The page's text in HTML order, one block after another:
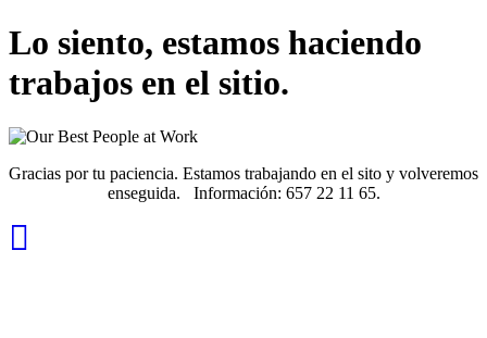
Lo siento, estamos haciendo
trabajos en el sitio.
Gracias por tu paciencia. Estamos trabajando en el sito y volveremos
enseguida. Información: 657 22 11 65.